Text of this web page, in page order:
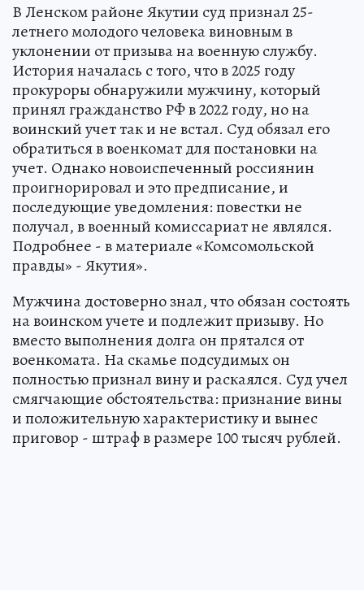
В Ленском районе Якутии суд признал 25-
летнего молодого человека виновным в
уклонении от призыва на военную службу.
История началась с того, что в 2025 году
прокуроры обнаружили мужчину, который
принял гражданство РФ в 2022 году, но на
воинский учет так и не встал. Суд обязал его
обратиться в военкомат для постановки на
учет. Однако новоиспеченный россиянин
проигнорировал и это предписание, и
последующие уведомления: повестки не
получал, в военный комиссариат не являлся.
Подробнее - в материале «Комсомольской
правды» - Якутия».
Мужчина достоверно знал, что обязан состоять
на воинском учете и подлежит призыву. Но
вместо выполнения долга он прятался от
военкомата. На скамье подсудимых он
полностью признал вину и раскаялся. Суд учел
смягчающие обстоятельства: признание вины
и положительную характеристику и вынес
приговор - штраф в размере 100 тысяч рублей.